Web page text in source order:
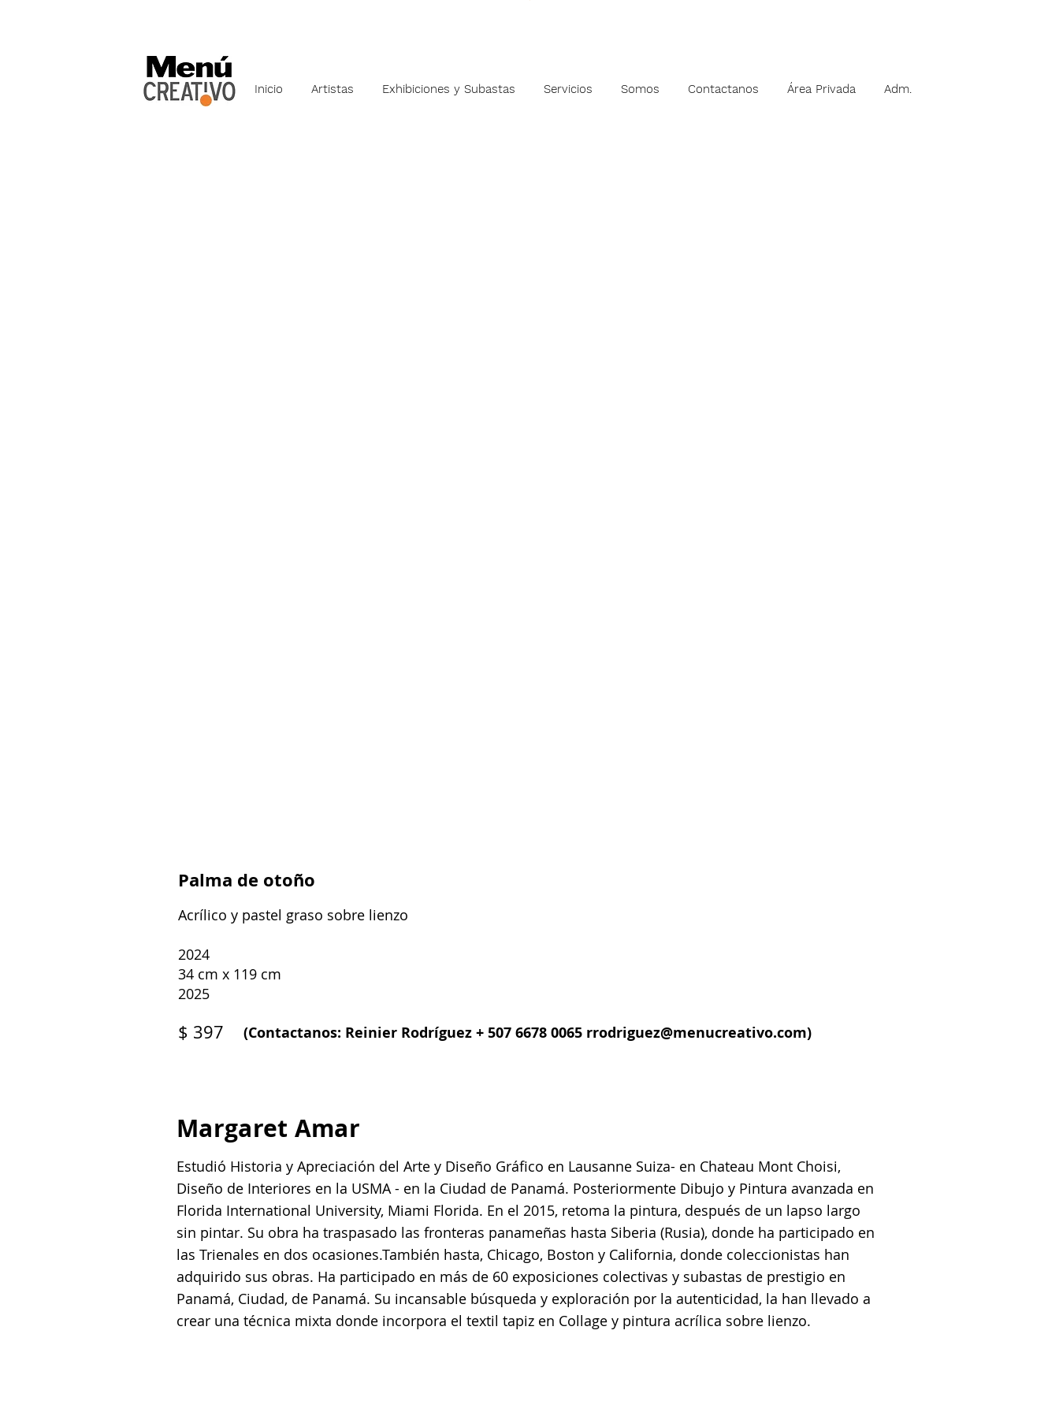
Inicio Artistas Exhibiciones y Subastas Servicios Somos Contactanos Área Privada Adm.
Palma de otoño
Acrílico y pastel graso sobre lienzo
2024
34 cm x 119 cm
2025
$ 397 (Contactanos: Reinier Rodríguez + 507 6678 0065 rrodriguez@menucreativo.com)
Margaret Amar
Estudió Historia y Apreciación del Arte y Diseño Gráfico en Lausanne Suiza- en Chateau Mont Choisi,
Diseño de Interiores en la USMA - en la Ciudad de Panamá. Posteriormente Dibujo y Pintura avanzada en
Florida International University, Miami Florida. En el 2015, retoma la pintura, después de un lapso largo
sin pintar. Su obra ha traspasado las fronteras panameñas hasta Siberia (Rusia), donde ha participado en
las Trienales en dos ocasiones.También hasta, Chicago, Boston y California, donde coleccionistas han
adquirido sus obras. Ha participado en más de 60 exposiciones colectivas y subastas de prestigio en
Panamá, Ciudad, de Panamá. Su incansable búsqueda y exploración por la autenticidad, la han llevado a
crear una técnica mixta donde incorpora el textil tapiz en Collage y pintura acrílica sobre lienzo.